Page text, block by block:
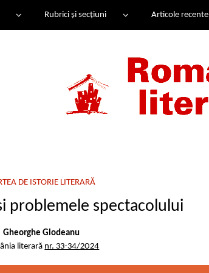
Rubrici și secțiuni Articole recente
DE ISTORIE LITERARĂ
problemele spectacolului
Gheorghe Glodeanu
literară nr. 33-34/2024